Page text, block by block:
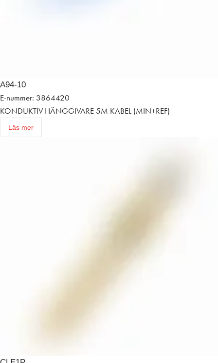
A94-10
E-nummer: 3864420
KONDUKTIV HÄNGGIVARE 5M KABEL (MIN+REF)
Läs mer